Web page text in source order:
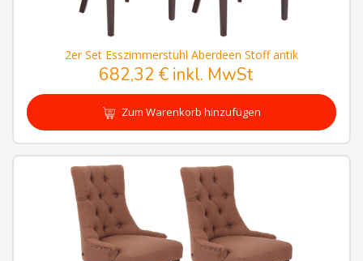
2er Set Esszimmerstuhl Aberdeen Stoff antik
682,32 € inkl. MwSt
Zum Warenkorb hinzufügen